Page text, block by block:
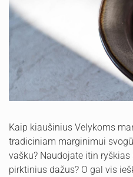
Kaip kiaušinius Velykoms
tradiciniam marginimui
vašku? Naudojate itin
pirktinius dažus? O gal vis